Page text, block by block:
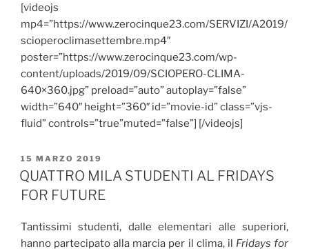
[videojs
mp4=”https://www.zerocinque23.com/SERVIZI/A2019/
scioperoclimasettembre.mp4″
poster=”https://www.zerocinque23.com/wp-
content/uploads/2019/09/SCIOPERO-CLIMA-
640×360.jpg” preload=”auto” autoplay=”false”
width=”640″ height=”360″ id=”movie-id” class=”vjs-
fluid” controls=”true”muted=”false”] [/videojs]
PUBBLICATO
IL
15 MARZO 2019
QUATTRO MILA STUDENTI AL FRIDAYS
FOR FUTURE
Tantissimi studenti, dalle elementari alle superiori,
hanno partecipato alla marcia per il clima, il Fridays for